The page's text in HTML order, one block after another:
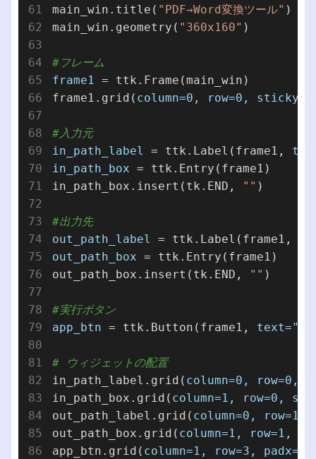
main_win.title( "PDF→Word変換ツール" )
main_win.geometry( "360x160" )
#フレーム
frame1 = ttk.Frame(main_win)
frame1.grid( column=0, row=0,
#入力元
in_path_label
= ttk.Label(frame1,
in_path_box = ttk.Entry(frame1)
in_path_box.insert(tk.END,
"" )
#出力先
out_path_label
= ttk.Label(frame1,
out_path_box = ttk.Entry(frame1)
out_path_box.insert(tk.END,
"" )
#実行ボタン
app_btn = ttk.Button(frame1, text="実
# ウィジェットの配置
in_path_label.grid( column=0, row=0,
in_path_box.grid( column=1, row=0,
out_path_label.grid( column=0, row=1,
out_path_box.grid( column=1, row=1,
app_btn.grid( column=1, row=3,